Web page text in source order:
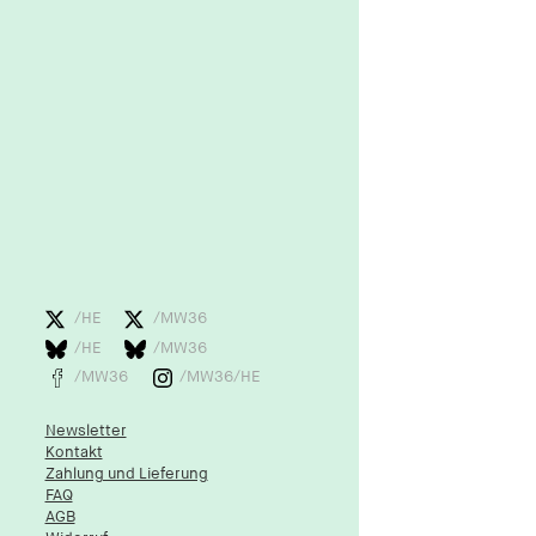
/HE
/MW36
/HE
/MW36
/MW36
/MW36/HE
Newsletter
Kontakt
Zahlung und Lieferung
FAQ
AGB